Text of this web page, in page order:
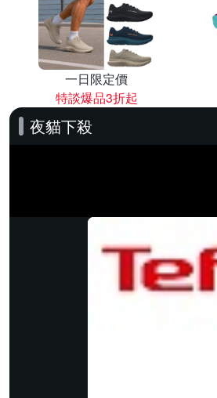
一日限定價
特談爆品3折起
夜貓下殺